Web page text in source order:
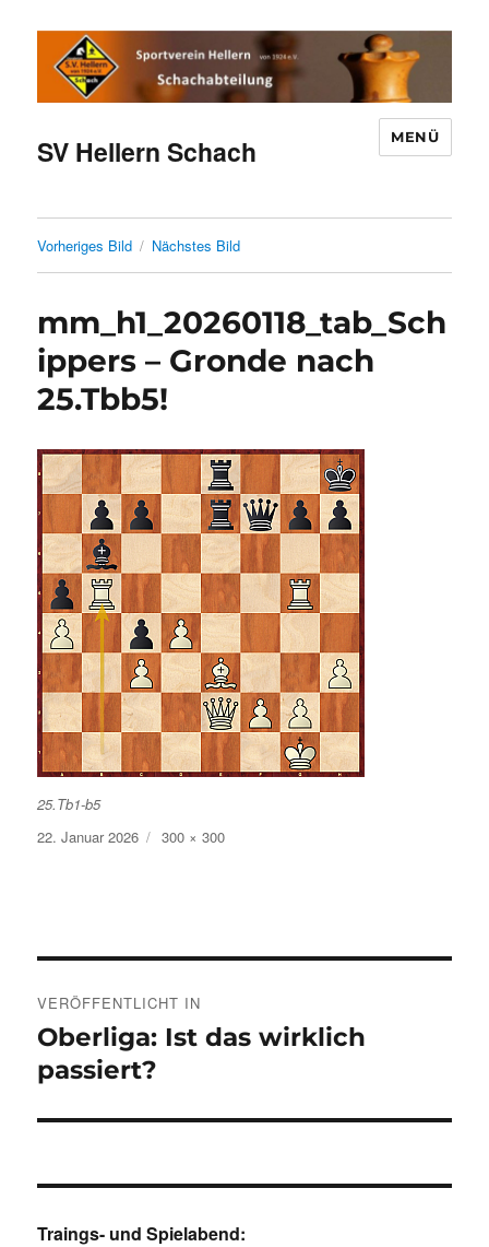
SV Hellern Schach MENÜ
Vorheriges Bild Nächstes Bild
mm_h1_20260118_tab_Sch
ippers – Gronde nach
25.Tbb5!
25.Tb1-b5
Veröffentlicht
am
22. Januar 2026 Volle
Größe
300 × 300
VERÖFFENTLICHT IN
Oberliga: Ist das wirklich
passiert?
Traings- und Spielabend: